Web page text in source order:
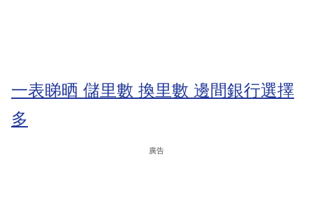
一表睇晒 儲里數 換里數 邊間銀行選擇
多
廣告